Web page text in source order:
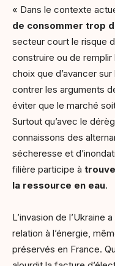
« Dans le contexte
de consommer trop
secteur court le risque
construire ou de remplir
choix que d’avancer
contrer les arguments
éviter que le marché
Surtout qu’avec le
connaissons des
sécheresse et
filière participe à
la ressource en eau.
L’invasion de l’Ukraine
relation à l’énergie,
préservés en France.